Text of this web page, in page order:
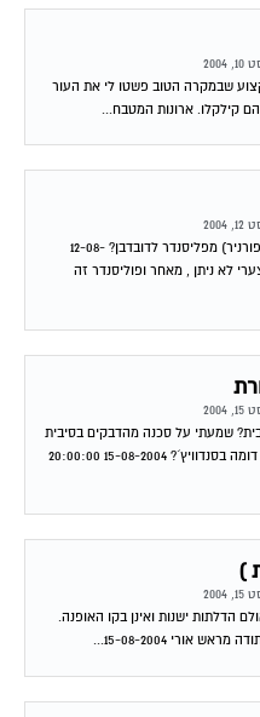
שבמקרה הטוב פשטו לי את העור
קילקלו. ארונות המטבח...
לא לצערי לא ניתן , מאחר ופוליסנדר זה
2004
שמעתי על סכנה מהדבקים בסיבית
המכילים חומרים מסרטנים. האם קיים חשש דומה בסנדוויץ´? 15-08-2004 20:00:00
)
2004
הדלתות ישנות ואינן בקו האופנה.
אורי 15-08-2004...